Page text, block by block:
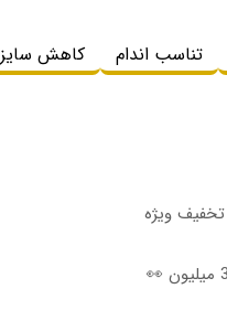
تناسب اندام کاهش سایز